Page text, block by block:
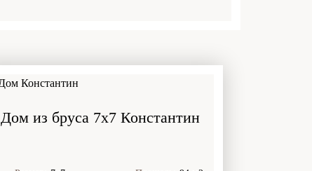
Дом из бруса 7x7 Константин